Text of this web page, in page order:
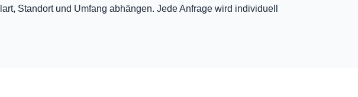
Standort und Umfang abhängen. Jede Anfrage wird individuell